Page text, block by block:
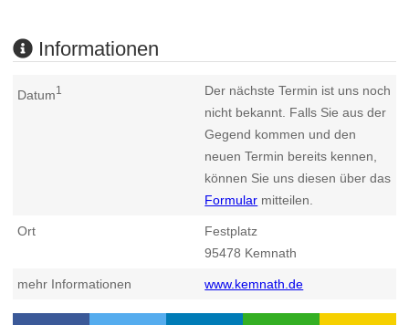
Informationen
Datum1
Der nächste Termin ist uns noch
nicht bekannt. Falls Sie aus der
Gegend kommen und den
neuen Termin bereits kennen,
können Sie uns diesen über das
Formular mitteilen.
Ort
Festplatz
95478 Kemnath
mehr Informationen www.kemnath.de